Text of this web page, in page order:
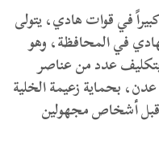
في قوات هادي، يتولى
في المحافظة، وهو
عدد من عناصر
بحماية زعيمة الخلية
قبل أشخاص مجهولين